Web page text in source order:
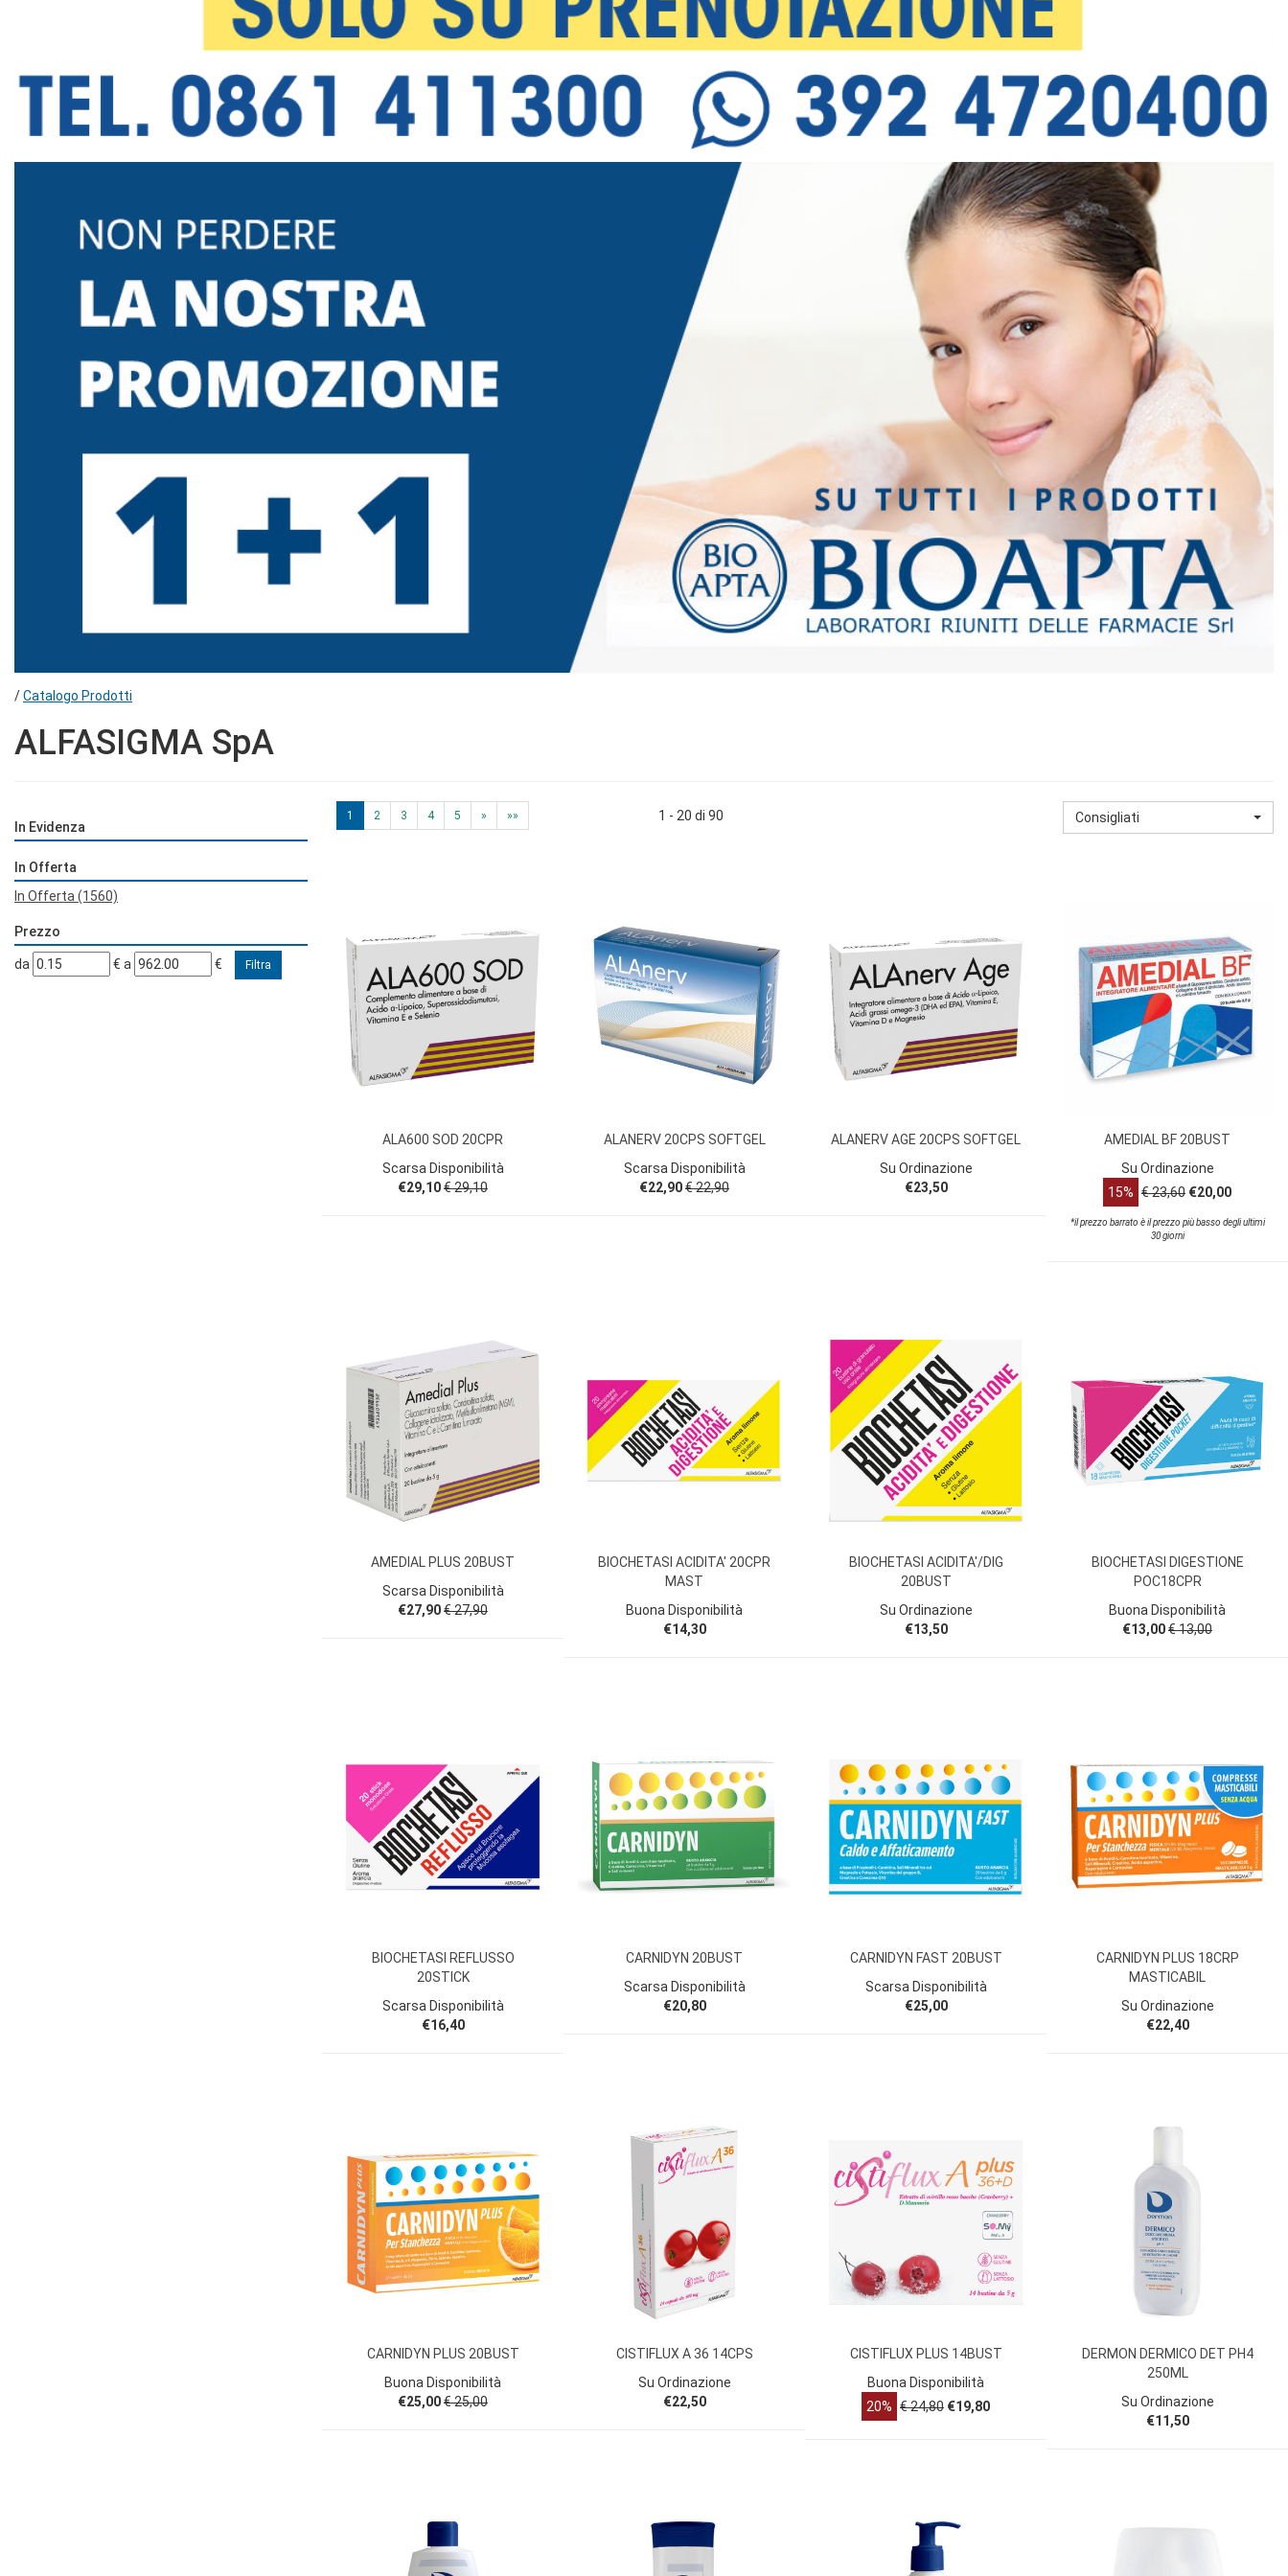
/Catalogo Prodotti
ALFASIGMA SpA
In Evidenza
In Offerta
In Offerta (1560)
Prezzo
filtra
da € filtra
a €
1 2 3 4 5 » »» 1 - 20 di 90 Consigliati
ALA600 SOD 20CPR
Scarsa Disponibilità
€29,10€ 29,10
ALANERV 20CPS SOFTGEL
Scarsa Disponibilità
€22,90€ 22,90
ALANERV AGE 20CPS SOFTGEL
Su Ordinazione
€23,50
AMEDIAL BF 20BUST
Su Ordinazione
15% € 23,60 €20,00
*il prezzo barrato è il prezzo più basso degli ultimi
30 giorni
AMEDIAL PLUS 20BUST
Scarsa Disponibilità
€27,90€ 27,90
BIOCHETASI ACIDITA' 20CPR
MAST
Buona Disponibilità
€14,30
BIOCHETASI ACIDITA'/DIG
20BUST
Su Ordinazione
€13,50
BIOCHETASI DIGESTIONE
POC18CPR
Buona Disponibilità
€13,00€ 13,00
BIOCHETASI REFLUSSO
20STICK
Scarsa Disponibilità
€16,40
CARNIDYN 20BUST
Scarsa Disponibilità
€20,80
CARNIDYN FAST 20BUST
Scarsa Disponibilità
€25,00
CARNIDYN PLUS 18CRP
MASTICABIL
Su Ordinazione
€22,40
CARNIDYN PLUS 20BUST
Buona Disponibilità
€25,00€ 25,00
CISTIFLUX A 36 14CPS
Su Ordinazione
€22,50
CISTIFLUX PLUS 14BUST
Buona Disponibilità
20% € 24,80 €19,80
DERMON DERMICO DET PH4
250ML
Su Ordinazione
€11,50